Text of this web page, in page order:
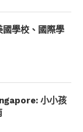
學校、國際學
小小孩